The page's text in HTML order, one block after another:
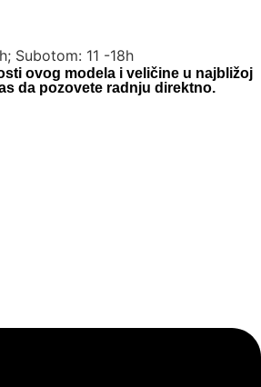
Subotom: 11 -18h
ovog modela i veličine u najbližoj
da pozovete radnju direktno.